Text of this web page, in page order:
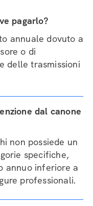
pagarlo?
annuale dovuto a
o di
delle trasmissioni
dal canone
non possiede un
specifiche,
annuo inferiore a
professionali.